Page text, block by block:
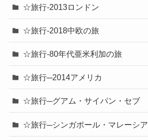
☆旅行-2013ロンドン
☆旅行-2018中欧の旅
☆旅行-80年代亜米利加の旅
☆旅行─2014アメリカ
☆旅行─グアム・サイパン・セブ
☆旅行─シンガポール・マレーシア